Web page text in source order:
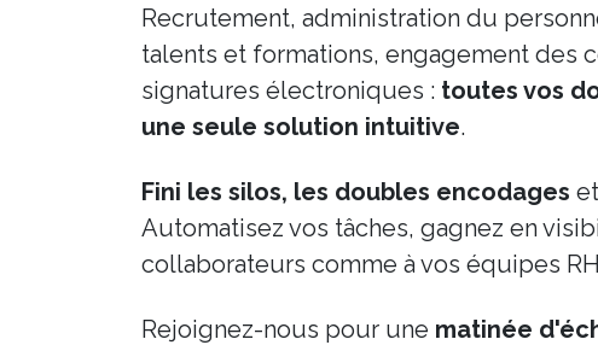
Recrutement, administration du
talents et formations, engagement des
signatures électroniques : toutes vos
une seule solution intuitive.
Fini les silos, les doubles encodages
Automatisez vos tâches, gagnez en
collaborateurs comme à vos équipes
Rejoignez-nous pour une matinée